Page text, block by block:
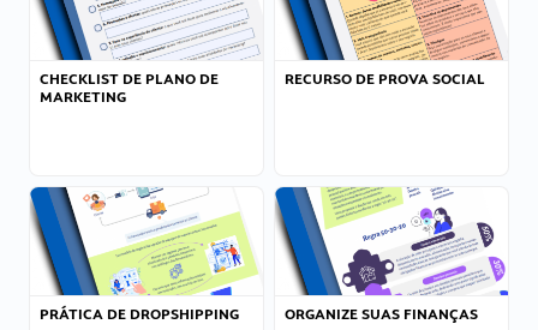
CHECKLIST DE PLANO DE
MARKETING
RECURSO DE PROVA SOCIAL
PRÁTICA DE DROPSHIPPING ORGANIZE SUAS FINANÇAS